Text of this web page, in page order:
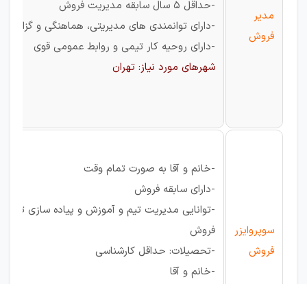
مدیر
فروش
-حداقل 5 سال سابقه مدیریت فروش
-دارای توانمندی های مدیریتی، هماهنگی و
-دارای روحیه کار تیمی و روابط عمومی قوی
شهرهای مورد نیاز: تهران
سوپروایزر
فروش
-خانم و آقا به صورت تمام وقت
-دارای سابقه فروش
-توانایی مدیریت تیم و آموزش و پیاده سازی
فروش
-تحصیلات: حداقل کارشناسی
-خانم و آقا